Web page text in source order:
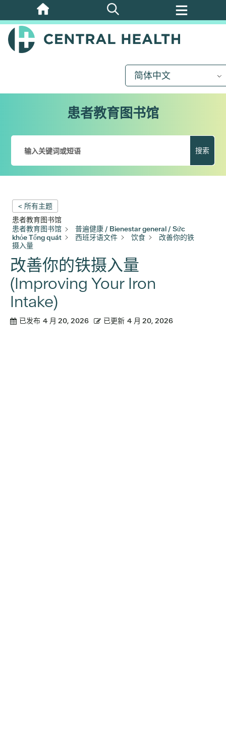
跳
至
主
简体中文
患者教育图书馆
搜索
< 所有主题
患者教育图书馆
患者教育图书馆
普遍健康 / Bienestar general / Sức
khỏe Tổng quát
西班牙语文件 饮食
改善你的铁
摄入量
改善你的铁摄入量
(Improving Your Iron
Intake)
已发布 4 月 20, 2026 已更新 4 月 20, 2026